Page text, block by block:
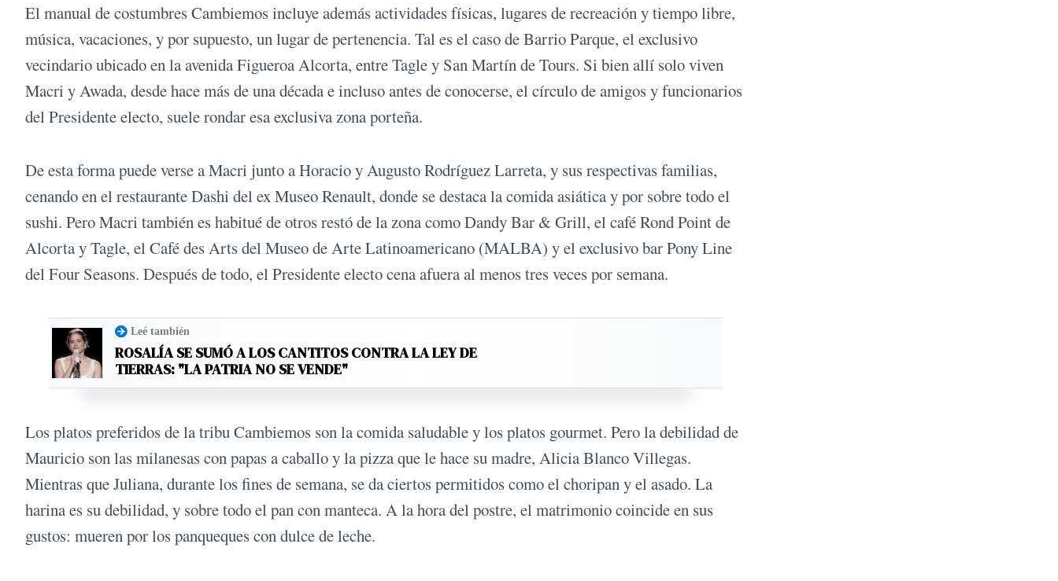
El manual de costumbres Cambiemos incluye además actividades físicas, lugares de recreación y tiempo libre,
música, vacaciones, y por supuesto, un lugar de pertenencia. Tal es el caso de Barrio Parque, el exclusivo
vecindario ubicado en la avenida Figueroa Alcorta, entre Tagle y San Martín de Tours. Si bien allí solo viven
Macri y Awada, desde hace más de una década e incluso antes de conocerse, el círculo de amigos y funcionarios
del Presidente electo, suele rondar esa exclusiva zona porteña.
De esta forma puede verse a Macri junto a Horacio y Augusto Rodríguez Larreta, y sus respectivas familias,
cenando en el restaurante Dashi del ex Museo Renault, donde se destaca la comida asiática y por sobre todo el
sushi. Pero Macri también es habitué de otros restó de la zona como Dandy Bar & Grill, el café Rond Point de
Alcorta y Tagle, el Café des Arts del Museo de Arte Latinoamericano (MALBA) y el exclusivo bar Pony Line
del Four Seasons. Después de todo, el Presidente electo cena afuera al menos tres veces por semana.
Leé también
ROSALÍA SE SUMÓ A LOS CANTITOS CONTRA LA LEY DE
TIERRAS: "LA PATRIA NO SE VENDE"
Los platos preferidos de la tribu Cambiemos son la comida saludable y los platos gourmet. Pero la debilidad de
Mauricio son las milanesas con papas a caballo y la pizza que le hace su madre, Alicia Blanco Villegas.
Mientras que Juliana, durante los fines de semana, se da ciertos permitidos como el choripan y el asado. La
harina es su debilidad, y sobre todo el pan con manteca. A la hora del postre, el matrimonio coincide en sus
gustos: mueren por los panqueques con dulce de leche.